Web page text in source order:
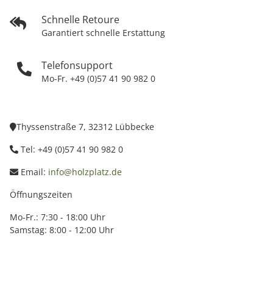
Schnelle Retoure
Garantiert schnelle Erstattung
Telefonsupport
Mo-Fr. +49 (0)57 41 90 982 0
Thyssenstraße 7, 32312 Lübbecke
Tel: +49 (0)57 41 90 982 0
Email: info@holzplatz.de
Öffnungszeiten
Mo-Fr.: 7:30 - 18:00 Uhr
Samstag: 8:00 - 12:00 Uhr